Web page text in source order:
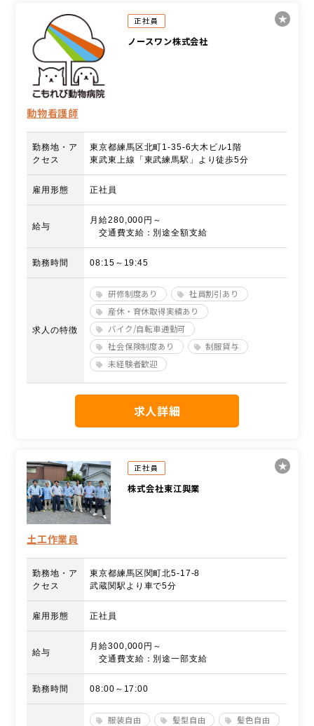
正社員
ノースワン株式会社
動物看護師
勤務地・ア
クセス
東京都練馬区北町1-35-6大木ビル1階
東武東上線「東武練馬駅」より徒歩5分
雇用形態 正社員
給与
月給280,000円～
交通費支給：別途全額支給
勤務時間 08:15～19:45
求人の特徴
研修制度あり
社員割引あり
産休・育休取得実績あり
バイク/自転車通勤可
社会保険制度あり
制服貸与
未経験者歓迎
求人詳細
正社員
株式会社東江興業
土工作業員
勤務地・ア
クセス
東京都練馬区関町北5-17-8
武蔵関駅より車で5分
雇用形態 正社員
給与
月給300,000円～
交通費支給：別途一部支給
勤務時間 08:00～17:00
服装自由 髪型自由
髪色自由